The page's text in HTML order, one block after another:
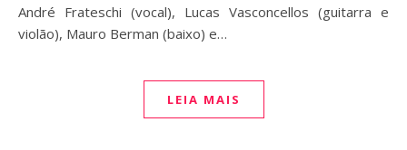
André Frateschi (vocal), Lucas Vasconcellos (guitarra e
violão), Mauro Berman (baixo) e…
LEIA MAIS